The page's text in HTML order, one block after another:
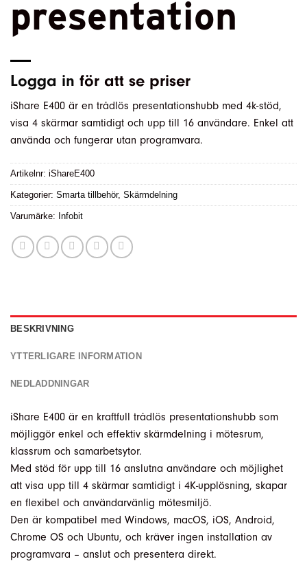
presentation
Logga in för att se priser
iShare E400 är en trådlös presentationshubb med 4k-stöd,
visa 4 skärmar samtidigt och upp till 16 användare. Enkel att
använda och fungerar utan programvara.
Artikelnr: iShareE400
Kategorier: Smarta tillbehör, Skärmdelning
Varumärke: Infobit
BESKRIVNING
YTTERLIGARE INFORMATION
NEDLADDNINGAR
iShare E400 är en kraftfull trådlös presentationshubb som
möjliggör enkel och effektiv skärmdelning i mötesrum,
klassrum och samarbetsytor.
Med stöd för upp till 16 anslutna användare och möjlighet
att visa upp till 4 skärmar samtidigt i 4K-upplösning, skapar
en flexibel och användarvänlig mötesmiljö.
Den är kompatibel med Windows, macOS, iOS, Android,
Chrome OS och Ubuntu, och kräver ingen installation av
programvara – anslut och presentera direkt.